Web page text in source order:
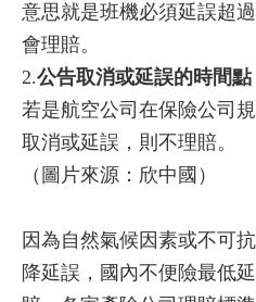
意思就是班機必須延誤超
會理賠。
2.公告取消或延誤的時間點
若是航空公司在保險公司
取消或延誤，則不理賠。
（圖片來源：欣中國）
因為自然氣候因素或不可
降延誤，國內不便險最低